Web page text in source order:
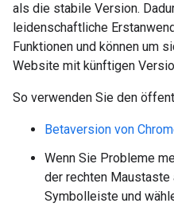
als die stabile Version.
leidenschaftliche
Funktionen und können um
Website mit künftigen
So verwenden Sie den
Betaversion von
Wenn Sie Probleme
der rechten
Symbolleiste und